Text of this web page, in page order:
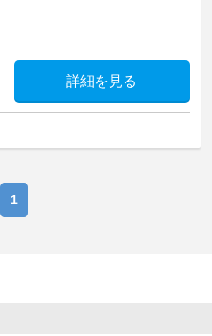
詳細を見る
1